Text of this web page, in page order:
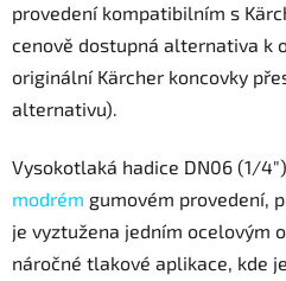
provedení kompatibilním s
cenově dostupná alternativa k
originální Kärcher koncovky
alternativu).
Vysokotlaká hadice DN06 (1/
modrém gumovém provedení,
je vyztužena jedním ocelovým
náročné tlakové aplikace, kde